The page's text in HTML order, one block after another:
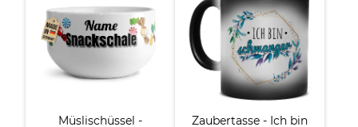
Müslischüssel -
Zaubertasse - Ich bin